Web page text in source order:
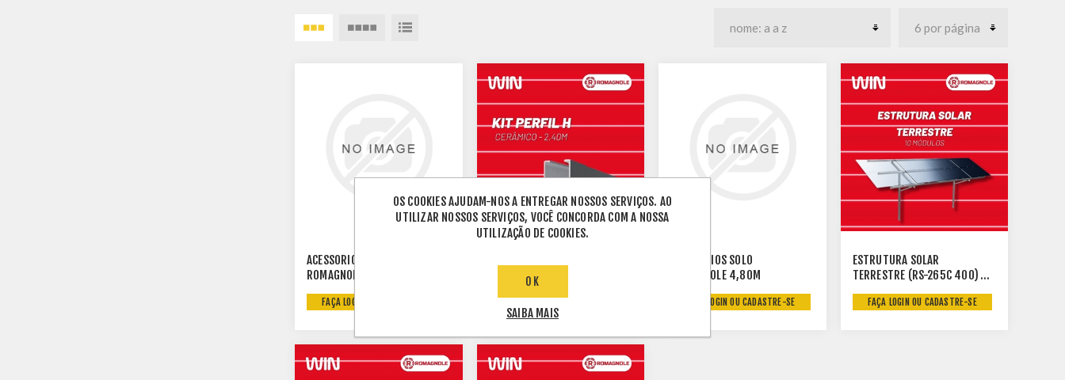
ACESSORIOS - SOLO -
ROMAGNOLE 4,40M
FAÇA LOGIN OU CADASTRE-SE
CERAMICO 4,80M PRATIC LITE
FAÇA LOGIN OU CADASTRE-SE
ACESSORIOS SOLO
ROMAGNOLE 4,80M
FAÇA LOGIN OU CADASTRE-SE
ESTRUTURA SOLAR
TERRESTRE (RS-265C 400)
FAÇA LOGIN OU CADASTRE-SE
OS COOKIES AJUDAM-NOS A ENTREGAR NOSSOS SERVIÇOS. AO
UTILIZAR NOSSOS SERVIÇOS, VOCÊ CONCORDA COM A NOSSA
UTILIZAÇÃO DE COOKIES.
OK
SAIBA MAIS